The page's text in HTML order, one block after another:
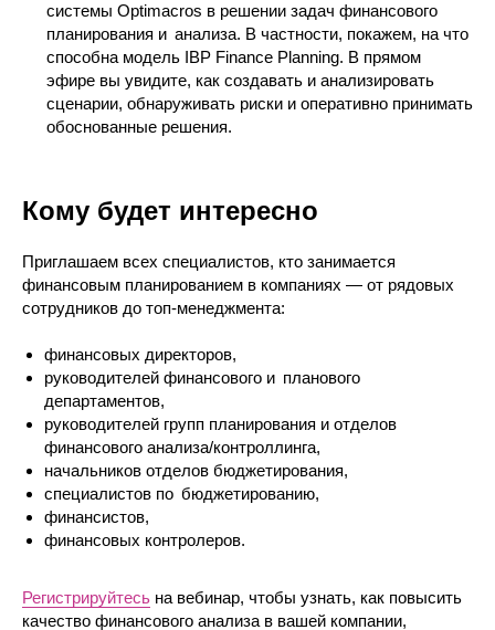
системы Optimacros в решении задач финансового
планирования и анализа. В частности, покажем, на что
способна модель IBP Finance Planning. В прямом
эфире вы увидите, как создавать и анализировать
сценарии, обнаруживать риски и оперативно принимать
обоснованные решения.
Кому будет интересно
Приглашаем всех специалистов, кто занимается
финансовым планированием в компаниях — от рядовых
сотрудников до топ-менеджмента:
финансовых директоров,
руководителей финансового и планового
департаментов,
руководителей групп планирования и отделов
финансового анализа/контроллинга,
начальников отделов бюджетирования,
специалистов по бюджетированию,
финансистов,
финансовых контролеров.
Регистрируйтесь на вебинар, чтобы узнать, как повысить
качество финансового анализа в вашей компании,